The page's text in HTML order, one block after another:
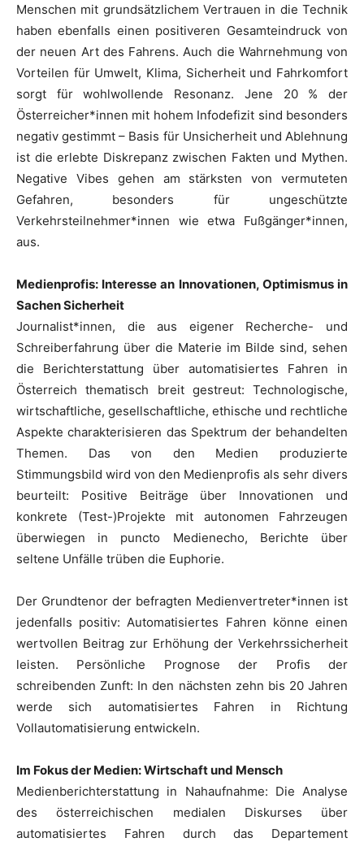
Menschen mit grundsätzlichem Vertrauen in die Technik
haben ebenfalls einen positiveren Gesamteindruck von
der neuen Art des Fahrens. Auch die Wahrnehmung von
Vorteilen für Umwelt, Klima, Sicherheit und Fahrkomfort
sorgt für wohlwollende Resonanz. Jene 20 % der
Österreicher*innen mit hohem Infodefizit sind besonders
negativ gestimmt – Basis für Unsicherheit und Ablehnung
ist die erlebte Diskrepanz zwischen Fakten und Mythen.
Negative Vibes gehen am stärksten von vermuteten
Gefahren, besonders für ungeschützte
Verkehrsteilnehmer*innen wie etwa Fußgänger*innen,
aus.
Medienprofis: Interesse an Innovationen, Optimismus in
Sachen Sicherheit
Journalist*innen, die aus eigener Recherche- und
Schreiberfahrung über die Materie im Bilde sind, sehen
die Berichterstattung über automatisiertes Fahren in
Österreich thematisch breit gestreut: Technologische,
wirtschaftliche, gesellschaftliche, ethische und rechtliche
Aspekte charakterisieren das Spektrum der behandelten
Themen. Das von den Medien produzierte
Stimmungsbild wird von den Medienprofis als sehr divers
beurteilt: Positive Beiträge über Innovationen und
konkrete (Test-)Projekte mit autonomen Fahrzeugen
überwiegen in puncto Medienecho, Berichte über
seltene Unfälle trüben die Euphorie.
Der Grundtenor der befragten Medienvertreter*innen ist
jedenfalls positiv: Automatisiertes Fahren könne einen
wertvollen Beitrag zur Erhöhung der Verkehrssicherheit
leisten. Persönliche Prognose der Profis der
schreibenden Zunft: In den nächsten zehn bis 20 Jahren
werde sich automatisiertes Fahren in Richtung
Vollautomatisierung entwickeln.
Im Fokus der Medien: Wirtschaft und Mensch
Medienberichterstattung in Nahaufnahme: Die Analyse
des österreichischen medialen Diskurses über
automatisiertes Fahren durch das Departement